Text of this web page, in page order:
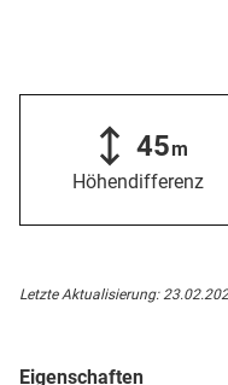
45m
Höhendifferenz
Letzte Aktualisierung:
Eigenschaften